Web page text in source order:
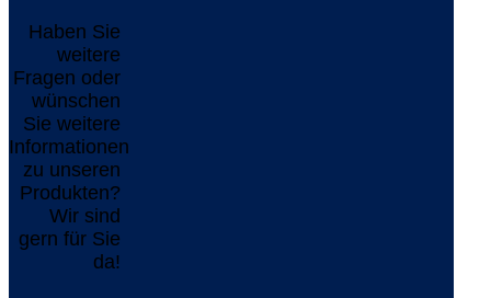
Haben Sie
weitere
Fragen oder
wünschen
Sie weitere
Informationen
zu unseren
Produkten?
Wir sind
gern für Sie
da!